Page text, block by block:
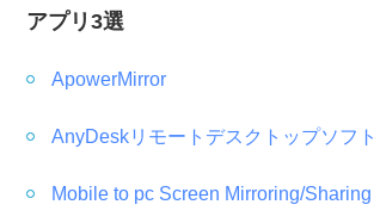
アプリ3選
ApowerMirror
AnyDeskリモートデスクトップソフト
Mobile to pc Screen Mirroring/Sharing